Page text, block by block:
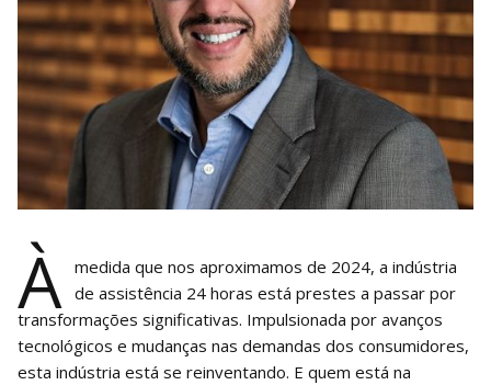
À medida que nos aproximamos de 2024, a indústria
de assistência 24 horas está prestes a passar por
transformações significativas. Impulsionada por avanços
tecnológicos e mudanças nas demandas dos consumidores,
esta indústria está se reinventando. E quem está na